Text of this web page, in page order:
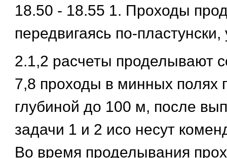
18.50 - 18.55 1. Проходы
передвигаясь по-
2.1,2 расчеты проделывают
7,8 проходы в минных полях
глубиной до 100 м, после
задачи 1 и 2 исо несут
Во время проделывания